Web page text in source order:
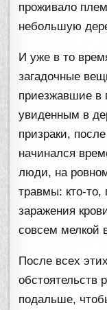
проживало
небольшую
И уже в то
загадочные
приезжавшие в
увиденным в
призраки,
начинался
люди, на
травмы: кто-то,
заражения
совсем мелкой
После всех
обстоятельств
подальше,